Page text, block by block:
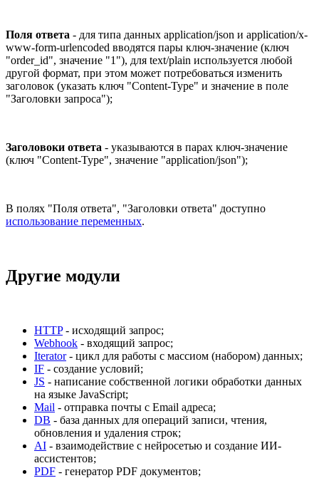
Поля ответа - для типа данных application/json и application/x-
www-form-urlencoded вводятся пары ключ-значение (ключ
"order_id", значение "1"), для text/plain используется любой
другой формат, при этом может потребоваться изменить
заголовок (указать ключ "Content-Type" и значение в поле
"Заголовки запроса");
Заголовоки ответа - указываются в парах ключ-значение
(ключ "Content-Type", значение "application/json");
В полях "Поля ответа", "Заголовки ответа" доступно
использование переменных.
Другие модули
HTTP- исходящий запрос;
Webhook - входящий запрос;
Iterator- цикл для работы с массиом (набором) данных;
IF - создание условий;
JS - написание собственной логики обработки данных
на языке JavaScript;
Mail - отправка почты с Email адреса;
DB - база данных для операций записи, чтения,
обновления и удаления строк;
AI - взаимодействие с нейросетью и создание ИИ-
ассистентов;
PDF - генератор PDF документов;